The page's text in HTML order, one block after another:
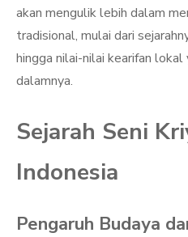
akan mengulik lebih dalam
tradisional, mulai dari
hingga nilai-nilai kearifan
dalamnya.
Sejarah Seni
Indonesia
Pengaruh Budaya